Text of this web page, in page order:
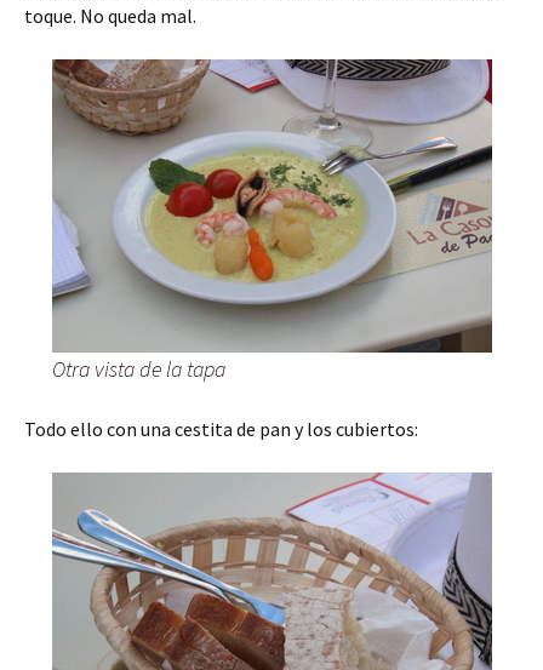
toque. No queda mal.
Otra vista de la tapa
Todo ello con una cestita de pan y los cubiertos: